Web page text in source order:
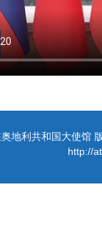
地利共和国大使馆
http://